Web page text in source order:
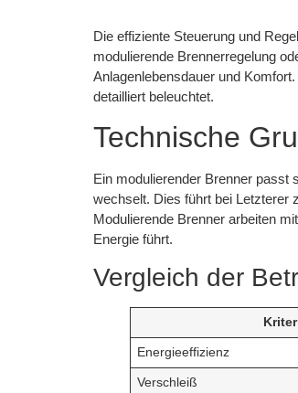
Die effiziente Steuerung und
modulierende Brennerregelung
Anlagenlebensdauer und
detailliert beleuchtet.
Technische
Ein modulierender Brenner passt
wechselt. Dies führt bei Letzterer
Modulierende Brenner arbeiten
Energie führt.
Vergleich der
Energieeffizienz
Verschleiß